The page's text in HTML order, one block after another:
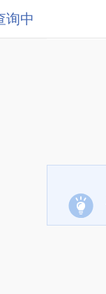
询中